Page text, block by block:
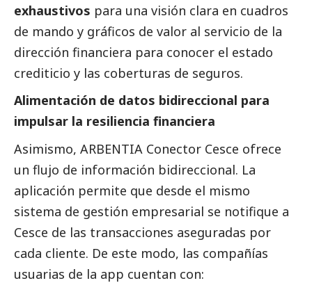
exhaustivos para una visión clara en cuadros
de mando y gráficos de valor al servicio de la
dirección financiera para conocer el estado
crediticio y las coberturas de seguros.
Alimentación de datos bidireccional para
impulsar la resiliencia financiera
Asimismo, ARBENTIA Conector Cesce ofrece
un flujo de información bidireccional. La
aplicación permite que desde el mismo
sistema de gestión empresarial se notifique a
Cesce de las transacciones aseguradas por
cada cliente. De este modo, las compañías
usuarias de la app cuentan con: